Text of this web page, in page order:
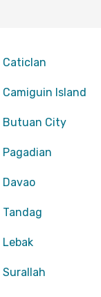
Island
Butuan City